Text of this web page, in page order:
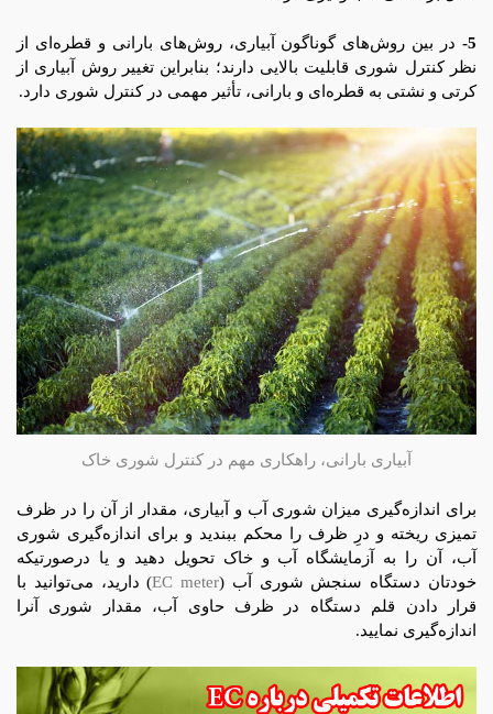
5-
در بین روش‌های گوناگون آبیاری، روش‌های بارانی و قطره‌ای از
نظر کنترل شوری قابلیت بالایی دارند؛ بنابراین تغییر روش آبیاری از
کرتی و نشتی به قطره‌ای و بارانی، تأثیر مهمی در کنترل شوری دارد.
آبیاری بارانی، راهکاری مهم در کنترل شوری خاک
برای اندازه‌گیری میزان شوری آب و آبیاری، مقدار از آن را در ظرف
تمیزی ریخته و درِ ظرف را محکم ببندید و برای اندازه‌گیری شوری
آب، آن را به آزمایشگاه آب و خاک تحویل دهید و یا درصورتیکه
خودتان دستگاه سنجش شوری آب (EC meter) دارید، می‌توانید با
قرار دادن قلم دستگاه در ظرف حاوی آب، مقدار شوری آنرا
اندازه‌گیری نمایید.